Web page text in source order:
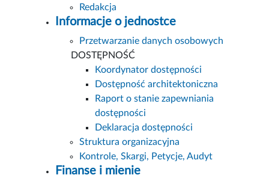
Redakcja
Informacje o jednostce
Przetwarzanie danych osobowych
DOSTĘPNOŚĆ
Koordynator dostępności
Dostępność architektoniczna
Raport o stanie zapewniania
dostępności
Deklaracja dostępności
Struktura organizacyjna
Kontrole, Skargi, Petycje, Audyt
Finanse i mienie